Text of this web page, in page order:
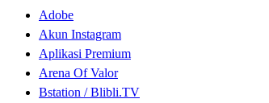
Adobe
Akun Instagram
Aplikasi Premium
Arena Of Valor
Bstation / Blibli.TV